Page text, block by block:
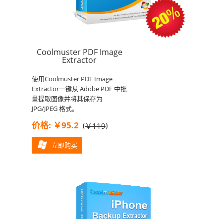
Coolmuster PDF Image
Extractor
使用Coolmuster PDF Image
Extractor一键从 Adob​​e PDF 中批
量提取图像并将其保存为
JPG/JPEG 格式。
价格: ￥95.2 (￥119)
立即购买